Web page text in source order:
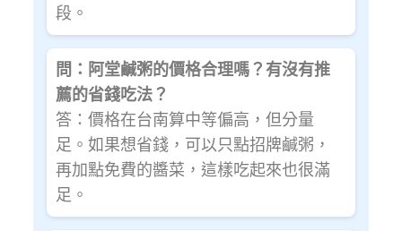
段。
問：阿堂鹹粥的價格合理嗎？有沒有推
薦的省錢吃法？
答：價格在台南算中等偏高，但分量
足。如果想省錢，可以只點招牌鹹粥，
再加點免費的醬菜，這樣吃起來也很滿
足。